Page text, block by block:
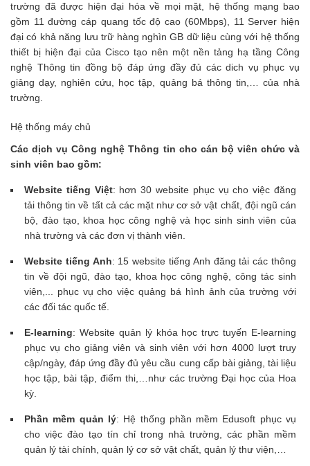
trường đã được hiện đại hóa về mọi mặt, hệ thống mạng bao
gồm 11 đường cáp quang tốc độ cao (60Mbps), 11 Server hiện
đại có khả năng lưu trữ hàng nghìn GB dữ liệu cùng với hệ thống
thiết bị hiện đại của Cisco tạo nên một nền tảng hạ tầng Công
nghệ Thông tin đồng bộ đáp ứng đầy đủ các dich vụ phục vụ
giảng dạy, nghiên cứu, học tập, quảng bá thông tin,… của nhà
trường.
Hệ thống máy chủ
Các dịch vụ Công nghệ Thông tin cho cán bộ viên chức và
sinh viên bao gồm:
Website tiếng Việt: hơn 30 website phục vụ cho việc đăng
tải thông tin về tất cả các mặt như cơ sở vật chất, đội ngũ cán
bộ, đào tạo, khoa học công nghệ và học sinh sinh viên của
nhà trường và các đơn vị thành viên.
Website tiếng Anh: 15 website tiếng Anh đăng tải các thông
tin về đội ngũ, đào tạo, khoa học công nghệ, công tác sinh
viên,... phục vụ cho việc quảng bá hình ảnh của trường với
các đối tác quốc tế.
E-learning: Website quản lý khóa học trực tuyến E-learning
phục vụ cho giảng viên và sinh viên với hơn 4000 lượt truy
cập/ngày, đáp ứng đầy đủ yêu cầu cung cấp bài giảng, tài liệu
học tập, bài tập, điểm thi,…như các trường Đại học của Hoa
kỳ.
Phần mềm quản lý: Hệ thống phần mềm Edusoft phục vụ
cho việc đào tạo tín chỉ trong nhà trường, các phần mềm
quản lý tài chính, quản lý cơ sở vật chất, quản lý thư viện,…